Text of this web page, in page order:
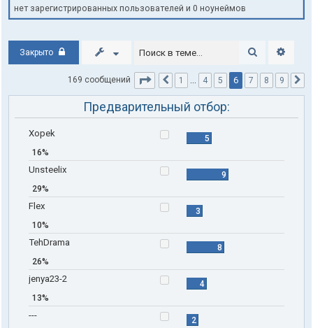
нет зарегистрированных пользователей и 0 ноунеймов
Закрыто Поиск
169 сообщений Страница из
Пред.
1 … 4 5 6 7 8 9
Предварительный отбор:
Xopek
5
16%
Unsteelix
9
29%
Flex
3
10%
TehDrama
8
26%
jenya23-2
4
13%
---
2